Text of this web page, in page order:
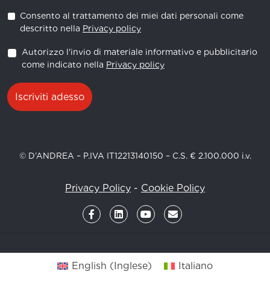
Consento al trattamento dei miei dati personali come
descritto nella Privacy policy
Autorizzo l'invio di materiale informativo e pubblicitario
come indicato nella Privacy policy
Iscriviti adesso
© D’ANDREA – P.IVA IT12213140150 – C.S. € 2.100.000 i.v.
Privacy Policy - Cookie Policy
English (Inglese) Italiano